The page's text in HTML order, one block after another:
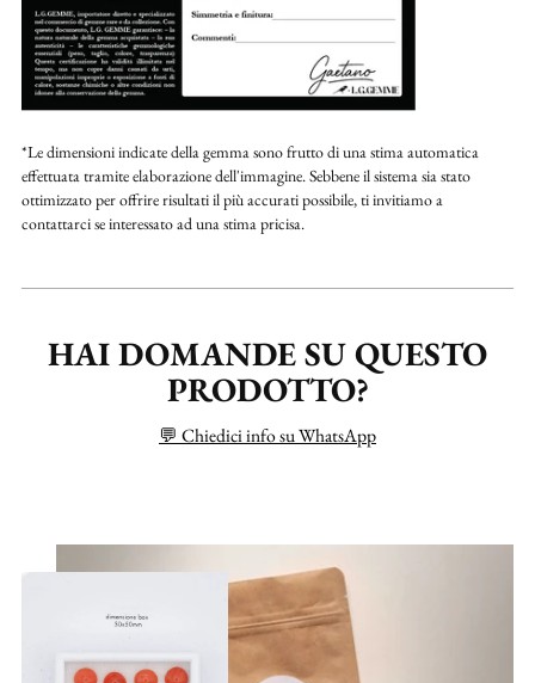
*Le dimensioni indicate della gemma sono frutto di una stima automatica
effettuata tramite elaborazione dell'immagine. Sebbene il sistema sia stato
ottimizzato per offrire risultati il più accurati possibile, ti invitiamo a
contattarci se interessato ad una stima pricisa.
HAI DOMANDE SU QUESTO
PRODOTTO?
💬 Chiedici info su WhatsApp